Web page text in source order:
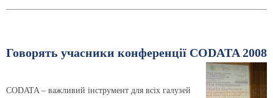
Говорять учасники конференції CODATA 2008
CODATA – важливий інструмент для всіх галузей